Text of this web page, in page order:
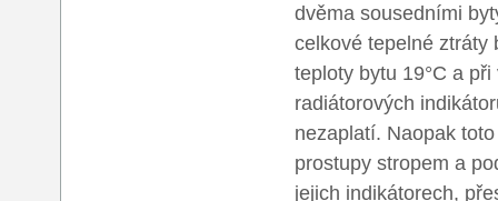
dvěma sousedními
celkové tepelné ztráty
teploty bytu 19°C a
radiátorových
nezaplatí. Naopak
prostupy stropem a
jejich indikátorech,